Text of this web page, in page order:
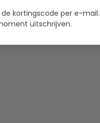
kortingscode per e-
uitschrijven.